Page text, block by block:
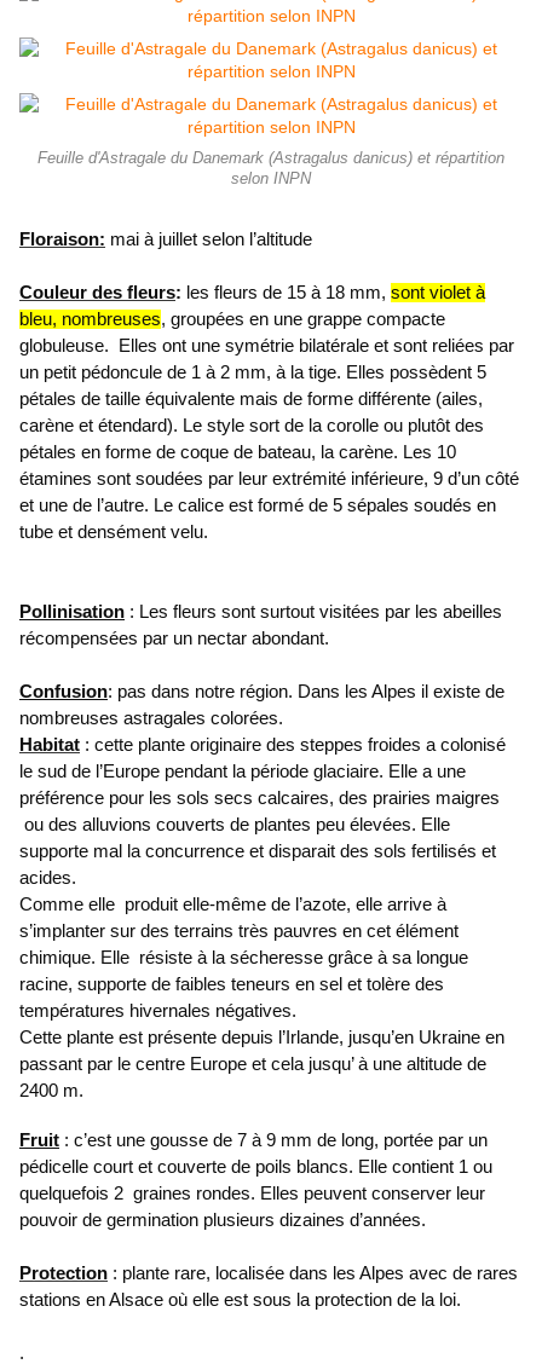
Feuille d'Astragale du Danemark (Astragalus danicus) et répartition
selon INPN
Floraison: mai à juillet selon l’altitude
Couleur des fleurs: les fleurs de 15 à 18 mm, sont violet à
bleu, nombreuses, groupées en une grappe compacte
globuleuse. Elles ont une symétrie bilatérale et sont reliées par
un petit pédoncule de 1 à 2 mm, à la tige. Elles possèdent 5
pétales de taille équivalente mais de forme différente (ailes,
carène et étendard). Le style sort de la corolle ou plutôt des
pétales en forme de coque de bateau, la carène. Les 10
étamines sont soudées par leur extrémité inférieure, 9 d’un côté
et une de l’autre. Le calice est formé de 5 sépales soudés en
tube et densément velu.
Pollinisation : Les fleurs sont surtout visitées par les abeilles
récompensées par un nectar abondant.
Confusion: pas dans notre région. Dans les Alpes il existe de
nombreuses astragales colorées.
Habitat : cette plante originaire des steppes froides a colonisé
le sud de l’Europe pendant la période glaciaire. Elle a une
préférence pour les sols secs calcaires, des prairies maigres
ou des alluvions couverts de plantes peu élevées. Elle
supporte mal la concurrence et disparait des sols fertilisés et
acides.
Comme elle produit elle-même de l’azote, elle arrive à
s’implanter sur des terrains très pauvres en cet élément
chimique. Elle résiste à la sécheresse grâce à sa longue
racine, supporte de faibles teneurs en sel et tolère des
températures hivernales négatives.
Cette plante est présente depuis l’Irlande, jusqu’en Ukraine en
passant par le centre Europe et cela jusqu’ à une altitude de
2400 m.
Fruit : c’est une gousse de 7 à 9 mm de long, portée par un
pédicelle court et couverte de poils blancs. Elle contient 1 ou
quelquefois 2 graines rondes. Elles peuvent conserver leur
pouvoir de germination plusieurs dizaines d’années.
Protection : plante rare, localisée dans les Alpes avec de rares
stations en Alsace où elle est sous la protection de la loi.
.